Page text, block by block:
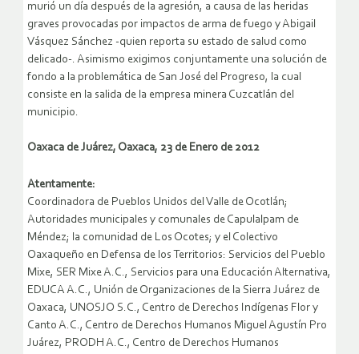
murió un día después de la agresión, a causa de las heridas
graves provocadas por impactos de arma de fuego y Abigail
Vásquez Sánchez -quien reporta su estado de salud como
delicado-. Asimismo exigimos conjuntamente una solución de
fondo a la problemática de San José del Progreso, la cual
consiste en la salida de la empresa minera Cuzcatlán del
municipio.
Oaxaca de Juárez, Oaxaca, 23 de Enero de 2012
Atentamente:
Coordinadora de Pueblos Unidos del Valle de Ocotlán;
Autoridades municipales y comunales de Capulalpam de
Méndez; la comunidad de Los Ocotes; y el Colectivo
Oaxaqueño en Defensa de los Territorios: Servicios del Pueblo
Mixe, SER Mixe A.C., Servicios para una Educación Alternativa,
EDUCA A.C., Unión de Organizaciones de la Sierra Juárez de
Oaxaca, UNOSJO S.C., Centro de Derechos Indígenas Flor y
Canto A.C., Centro de Derechos Humanos Miguel Agustín Pro
Juárez, PRODH A.C., Centro de Derechos Humanos